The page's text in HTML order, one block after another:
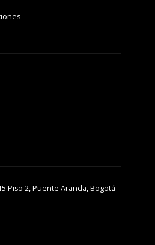
Piso 2, Puente Aranda, Bogotá